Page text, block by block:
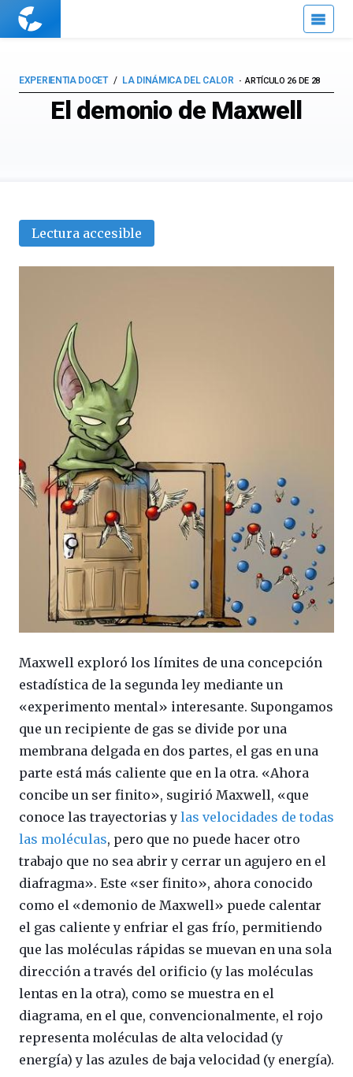
Cuaderno
El demonio de Maxwell
EXPERIENTIA DOCET LA DINÁMICA DEL CALOR ARTÍCULO 26 DE 28
Lectura accesible
Maxwell exploró los límites de una concepción
estadística de la segunda ley mediante un
«experimento mental» interesante. Supongamos
que un recipiente de gas se divide por una
membrana delgada en dos partes, el gas en una
parte está más caliente que en la otra. «Ahora
concibe un ser finito», sugirió Maxwell, «que
conoce las trayectorias y las velocidades de todas
las moléculas, pero que no puede hacer otro
trabajo que no sea abrir y cerrar un agujero en el
diafragma». Este «ser finito», ahora conocido
como el «demonio de Maxwell» puede calentar
el gas caliente y enfriar el gas frío, permitiendo
que las moléculas rápidas se muevan en una sola
dirección a través del orificio (y las moléculas
lentas en la otra), como se muestra en el
diagrama, en el que, convencionalmente, el rojo
representa moléculas de alta velocidad (y
energía) y las azules de baja velocidad (y energía).